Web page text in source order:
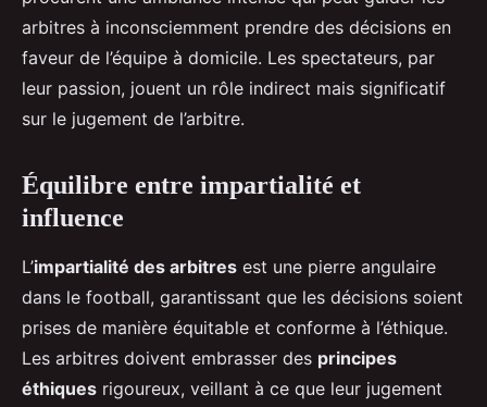
arbitres à inconsciemment prendre des décisions en
faveur de l’équipe à domicile. Les spectateurs, par
leur passion, jouent un rôle indirect mais significatif
sur le jugement de l’arbitre.
Équilibre entre impartialité et
influence
L’impartialité des arbitres est une pierre angulaire
dans le football, garantissant que les décisions soient
prises de manière équitable et conforme à l’éthique.
Les arbitres doivent embrasser des principes
éthiques rigoureux, veillant à ce que leur jugement